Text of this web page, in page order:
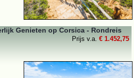
Genieten op Corsica - Rondreis
Prijs v.a. € 1.452,75